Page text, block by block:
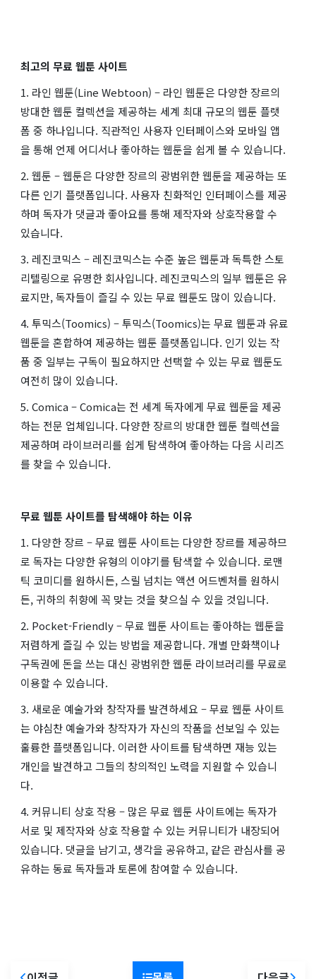
최고의 무료 웹툰 사이트
1. 라인 웹툰(Line Webtoon) – 라인 웹툰은 다양한 장르의
방대한 웹툰 컬렉션을 제공하는 세계 최대 규모의 웹툰 플랫
폼 중 하나입니다. 직관적인 사용자 인터페이스와 모바일 앱
을 통해 언제 어디서나 좋아하는 웹툰을 쉽게 볼 수 있습니다.
2. 웹툰 – 웹툰은 다양한 장르의 광범위한 웹툰을 제공하는 또
다른 인기 플랫폼입니다. 사용자 친화적인 인터페이스를 제공
하며 독자가 댓글과 좋아요를 통해 제작자와 상호작용할 수
있습니다.
3. 레진코믹스 – 레진코믹스는 수준 높은 웹툰과 독특한 스토
리텔링으로 유명한 회사입니다. 레진코믹스의 일부 웹툰은 유
료지만, 독자들이 즐길 수 있는 무료 웹툰도 많이 있습니다.
4. 투믹스(Toomics) – 투믹스(Toomics)는 무료 웹툰과 유료
웹툰을 혼합하여 제공하는 웹툰 플랫폼입니다. 인기 있는 작
품 중 일부는 구독이 필요하지만 선택할 수 있는 무료 웹툰도
여전히 많이 있습니다.
5. Comica – Comica는 전 세계 독자에게 무료 웹툰을 제공
하는 전문 업체입니다. 다양한 장르의 방대한 웹툰 컬렉션을
제공하며 라이브러리를 쉽게 탐색하여 좋아하는 다음 시리즈
를 찾을 수 있습니다.
무료 웹툰 사이트를 탐색해야 하는 이유
1. 다양한 장르 – 무료 웹툰 사이트는 다양한 장르를 제공하므
로 독자는 다양한 유형의 이야기를 탐색할 수 있습니다. 로맨
틱 코미디를 원하시든, 스릴 넘치는 액션 어드벤처를 원하시
든, 귀하의 취향에 꼭 맞는 것을 찾으실 수 있을 것입니다.
2. Pocket-Friendly – 무료 웹툰 사이트는 좋아하는 웹툰을
저렴하게 즐길 수 있는 방법을 제공합니다. 개별 만화책이나
구독권에 돈을 쓰는 대신 광범위한 웹툰 라이브러리를 무료로
이용할 수 있습니다.
3. 새로운 예술가와 창작자를 발견하세요 – 무료 웹툰 사이트
는 야심찬 예술가와 창작자가 자신의 작품을 선보일 수 있는
훌륭한 플랫폼입니다. 이러한 사이트를 탐색하면 재능 있는
개인을 발견하고 그들의 창의적인 노력을 지원할 수 있습니
다.
4. 커뮤니티 상호 작용 – 많은 무료 웹툰 사이트에는 독자가
서로 및 제작자와 상호 작용할 수 있는 커뮤니티가 내장되어
있습니다. 댓글을 남기고, 생각을 공유하고, 같은 관심사를 공
유하는 동료 독자들과 토론에 참여할 수 있습니다.